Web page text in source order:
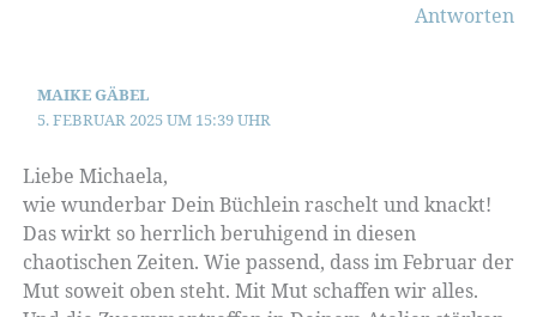
Antworten
MAIKE GÄBEL
5. FEBRUAR 2025 UM 15:39 UHR
Liebe Michaela,
wie wunderbar Dein Büchlein raschelt und knackt!
Das wirkt so herrlich beruhigend in diesen
chaotischen Zeiten. Wie passend, dass im Februar der
Mut soweit oben steht. Mit Mut schaffen wir alles.